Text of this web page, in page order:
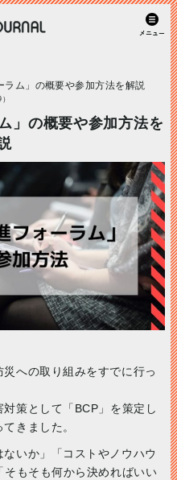
ラム」の概要や参加方法を解説
」の概要や参加方法を
への取り組みをすでに行っ
策として「BCP」を策定し
きました。
いか」「コストやノウハウ
もそも何から決めればいい